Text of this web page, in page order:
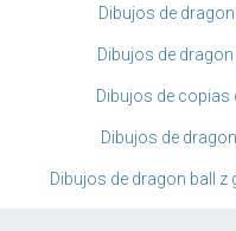
Dibujos de
Dibujos de
Dibujos de
Dibujos de
Dibujos de dragon ball